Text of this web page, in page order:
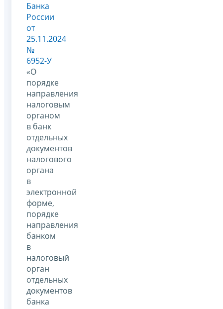
Банка
России
от
25.11.2024
№
6952-У
«О
порядке
направления
налоговым
органом
в банк
отдельных
документов
налогового
органа
в
электронной
форме,
порядке
направления
банком
в
налоговый
орган
отдельных
документов
банка